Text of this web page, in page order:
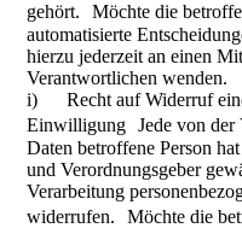
gehört. Möchte die
automatisierte
hierzu jederzeit an einen
Verantwortlichen wenden.
i) Recht auf Widerruf
Einwilligung Jede von der
Daten betroffene Person
und Verordnungsgeber
Verarbeitung
widerrufen. Möchte die